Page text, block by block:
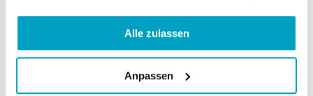
Alle zulassen
Anpassen
mehr als 30 Prozent unter dem
Durchschnitt der letzten 40 Jahre. Dieses
Ergebnis erklärt sich aus der Wärme und